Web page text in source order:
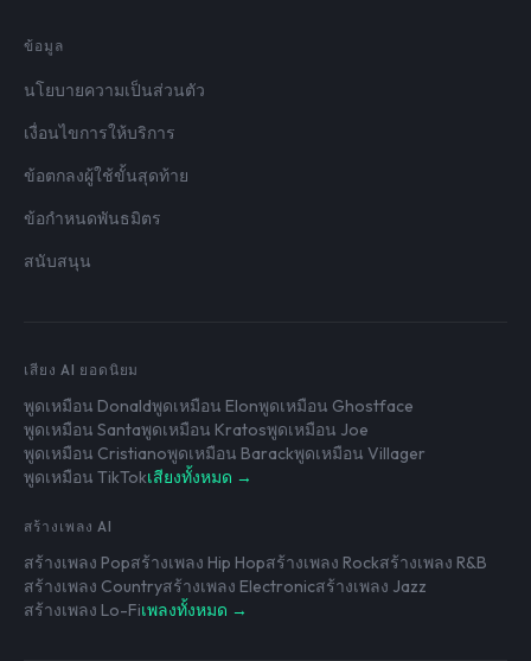
ข้อมูล
นโยบายความเป็นส่วนตัว
เงื่อนไขการให้บริการ
ข้อตกลงผู้ใช้ขั้นสุดท้าย
ข้อกำหนดพันธมิตร
สนับสนุน
เสียง AI ยอดนิยม
พูดเหมือน Donaldพูดเหมือน Elonพูดเหมือน Ghostface
พูดเหมือน Santaพูดเหมือน Kratosพูดเหมือน Joe
พูดเหมือน Cristianoพูดเหมือน Barackพูดเหมือน Villager
พูดเหมือน TikTokเสียงทั้งหมด →
สร้างเพลง AI
สร้างเพลง Popสร้างเพลง Hip Hopสร้างเพลง Rockสร้างเพลง R&B
สร้างเพลง Countryสร้างเพลง Electronicสร้างเพลง Jazz
สร้างเพลง Lo-Fiเพลงทั้งหมด →